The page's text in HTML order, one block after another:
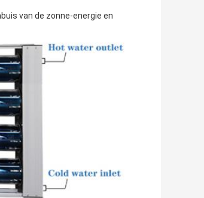
van de zonne-energie en